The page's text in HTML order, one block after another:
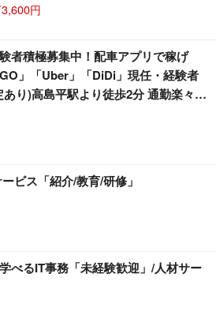
円
者積極募集中！配車アプリで稼げ
」「Uber」「DiDi」現任・経験者
り)高島平駅より徒歩2分 通勤楽々♪
銭救済制度あり(出庫者全員対象)2024
加入＆12勤務可能！クレジット決済
料負担なし！TiktokでAYA交通の魅
ビス「紹介/教育/研修」
べるIT事務「未経験歓迎」/人材サー